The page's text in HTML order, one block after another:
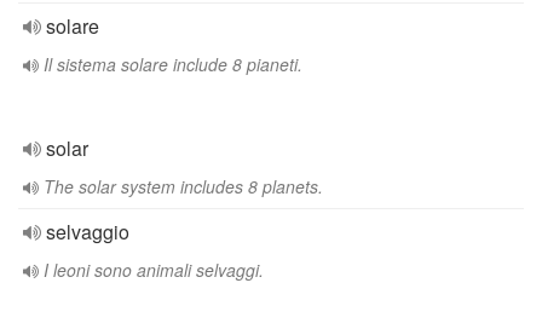
solare
Il sistema solare include 8 pianeti.
solar
The solar system includes 8 planets.
selvaggio
I leoni sono animali selvaggi.